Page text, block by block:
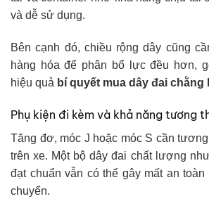
và dễ sử dụng.
Bên cạnh đó, chiều rộng dây cũng
hàng hóa để phân bổ lực đều hơn,
hiệu quả bí quyết mua dây đai chằng
Phụ kiện đi kèm và khả năng tương
Tăng đơ, móc J hoặc móc S cần
trên xe. Một bộ dây đai chất lượng
đạt chuẩn vẫn có thể gây mất an toàn
chuyển.